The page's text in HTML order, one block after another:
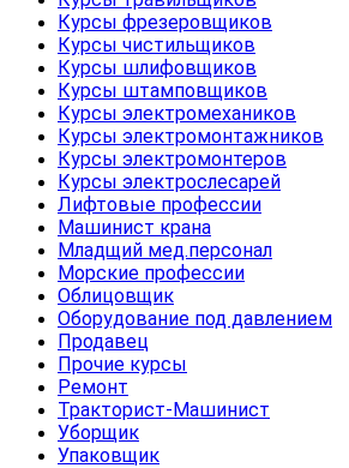
Курсы фрезеровщиков
Курсы чистильщиков
Курсы шлифовщиков
Курсы штамповщиков
Курсы электромехаников
Курсы электромонтажников
Курсы электромонтеров
Курсы электрослесарей
Лифтовые профессии
Машинист крана
Младщий мед.персонал
Морские профессии
Облицовщик
Оборудование под давлением
Продавец
Прочие курсы
Ремонт
Тракторист-Машинист
Уборщик
Упаковщик